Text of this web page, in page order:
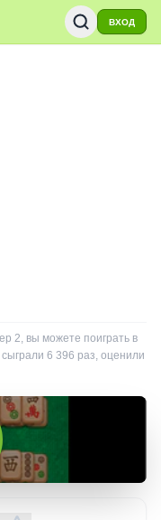
ВХОД
2, вы можете поиграть в
6 396 раз, оценили